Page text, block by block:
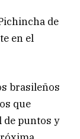
de
en el
brasileños
que
de puntos y